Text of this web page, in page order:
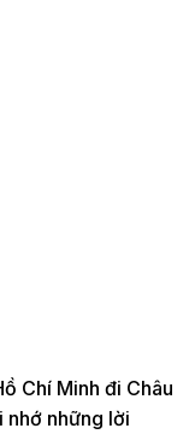
Chí Minh đi Châu
nhớ những lời